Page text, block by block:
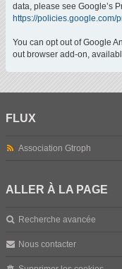
data, please see Google’s
https://policies.google.com/
You can opt out of Google
out browser add-on,
FLUX
Association Gtroph
ALLER À LA PAGE
Recherche avancée
Nous contacter